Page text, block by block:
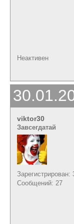
Неактивен
viktor30
Завсегдатай
Зарегистрирован:
Сообщений: 27